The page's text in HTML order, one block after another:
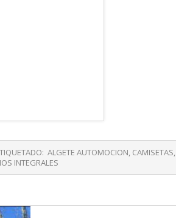
ALGETE AUTOMOCION, CAMISETAS,
INTEGRALES